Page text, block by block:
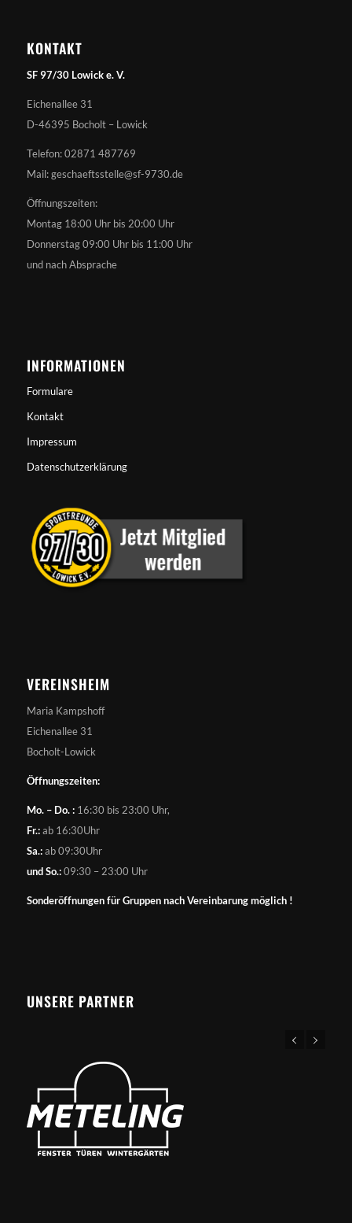
KONTAKT
SF 97/30 Lowick e. V.
Eichenallee 31
D-46395 Bocholt – Lowick
Telefon: 02871 487769
Mail: geschaeftsstelle@sf-9730.de
Öffnungszeiten:
Montag 18:00 Uhr bis 20:00 Uhr
Donnerstag 09:00 Uhr bis 11:00 Uhr
und nach Absprache
INFORMATIONEN
Formulare
Kontakt
Impressum
Datenschutzerklärung
VEREINSHEIM
Maria Kampshoff
Eichenallee 31
Bocholt-Lowick
Öffnungszeiten:
Mo. – Do. :16:30 bis 23:00 Uhr,
Fr.:ab 16:30Uhr
Sa.:ab 09:30Uhr
und So.:09:30 – 23:00 Uhr
Sonderöffnungen für Gruppen nach Vereinbarung möglich !
UNSERE PARTNER